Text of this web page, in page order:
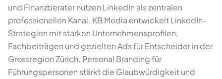
und Finanzberater nutzen LinkedIn als zentralen
professionellen Kanal. KB Media entwickelt LinkedIn-
Strategien mit starken Unternehmensprofilen,
Fachbeiträgen und gezielten Ads für Entscheider in der
Grossregion Zürich. Personal Branding für
Führungspersonen stärkt die Glaubwürdigkeit und